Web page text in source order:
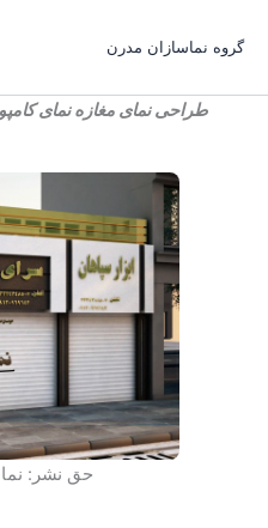
گروه نماسازان مدرن
طراحی نمای مغازهنمای
حق نشر: